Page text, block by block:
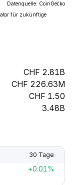
Datenquelle: CoinGecko
für zukünftige
2.81B
226.63M
1.50
3.48B
30 Tage
+0.01%